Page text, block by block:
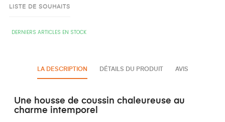
LISTE DE SOUHAITS
DERNIERS ARTICLES EN STOCK
LA DESCRIPTION DÉTAILS DU PRODUIT AVIS
Une housse de coussin chaleureuse au
charme intemporel